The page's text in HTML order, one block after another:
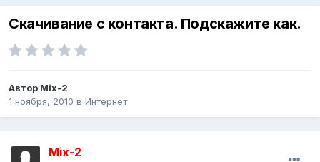
Скачивание с контакта. Подскажите как.
Автор Mix-2
1 ноября, 2010 в Интернет
Mix-2